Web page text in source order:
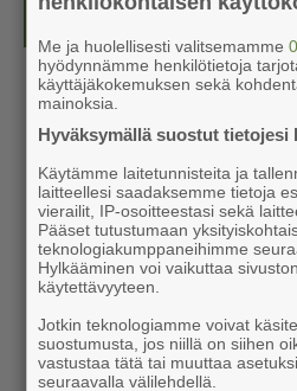
Kesälehti (ilmainen)
Me ja huolellisesti valitsemamme
hyödynnämme henkilötietoja
käyttäjäkokemuksen sekä
mainoksia.
Hyväksymällä suostut tietojesi
Käytämme laitetunnisteita ja
laitteellesi saadaksemme tietoja
vierailit, IP-osoitteestasi sekä
Pääset tutustumaan
teknologiakumppaneihimme
Hylkääminen voi vaikuttaa
käytettävyyteen.
Jotkin teknologiamme voivat
suostumusta, jos niillä on siihen
vastustaa tätä tai muuttaa
seuraavalla välilehdellä.